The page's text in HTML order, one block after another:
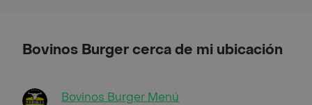
Bovinos Burger cerca de mi ubicación
Bovinos Burger Menú